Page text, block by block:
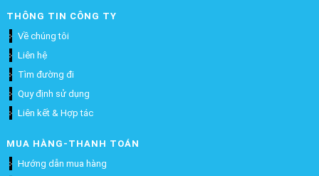
THÔNG TIN CÔNG TY
Về chúng tôi
Liên hệ
Tìm đường đi
Quy định sử dụng
Liên kết & Hợp tác
MUA HÀNG-THANH TOÁN
Hướng dẫn mua hàng